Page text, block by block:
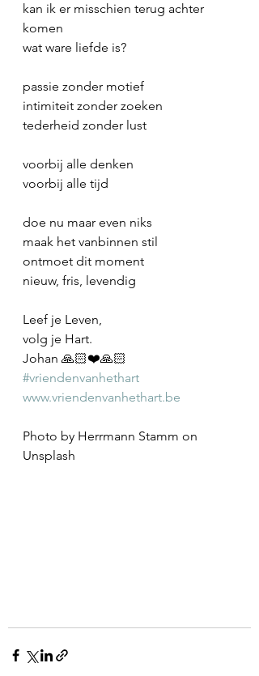
kan ik er misschien terug achter
komen
wat ware liefde is?
passie zonder motief
intimiteit zonder zoeken
tederheid zonder lust
voorbij alle denken
voorbij alle tijd
doe nu maar even niks
maak het vanbinnen stil
ontmoet dit moment
nieuw, fris, levendig
Leef je Leven,
volg je Hart.
Johan 🙏🏻❤️🙏🏻
#vriendenvanhethart
www.vriendenvanhethart.be
Photo by Herrmann Stamm on
Unsplash